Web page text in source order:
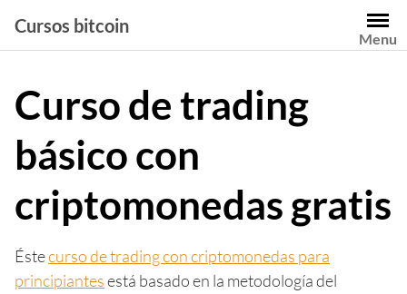
contenido
Cursos bitcoin
Menu
Curso de trading
básico con
criptomonedas gratis
Éstecurso de trading con criptomonedas para
principiantesestá basado en la metodología del